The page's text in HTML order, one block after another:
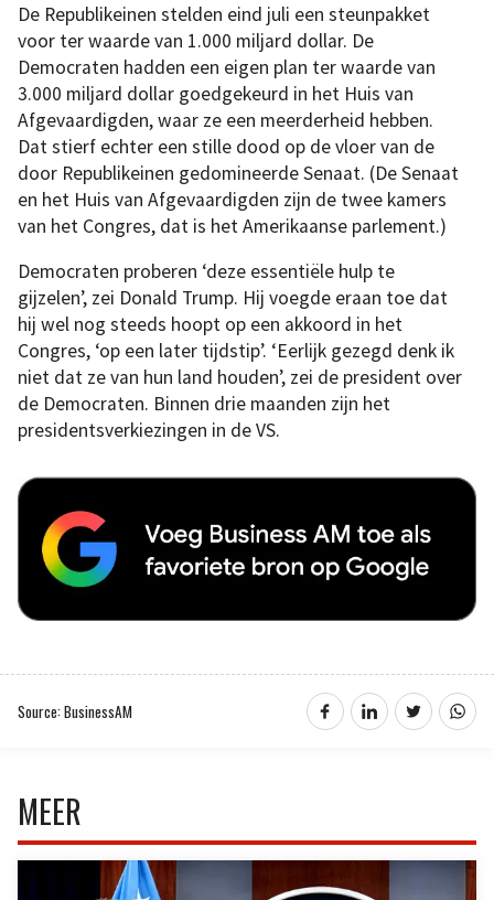
De Republikeinen stelden eind juli een steunpakket
voor ter waarde van 1.000 miljard dollar. De
Democraten hadden een eigen plan ter waarde van
3.000 miljard dollar goedgekeurd in het Huis van
Afgevaardigden, waar ze een meerderheid hebben.
Dat stierf echter een stille dood op de vloer van de
door Republikeinen gedomineerde Senaat. (De Senaat
en het Huis van Afgevaardigden zijn de twee kamers
van het Congres, dat is het Amerikaanse parlement.)
Democraten proberen ‘deze essentiële hulp te
gijzelen’, zei Donald Trump. Hij voegde eraan toe dat
hij wel nog steeds hoopt op een akkoord in het
Congres, ‘op een later tijdstip’. ‘Eerlijk gezegd denk ik
niet dat ze van hun land houden’, zei de president over
de Democraten. Binnen drie maanden zijn het
presidentsverkiezingen in de VS.
Source: BusinessAM
MEER